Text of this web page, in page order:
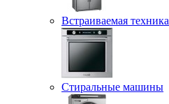
Встраиваемая техника
Стиральные машины